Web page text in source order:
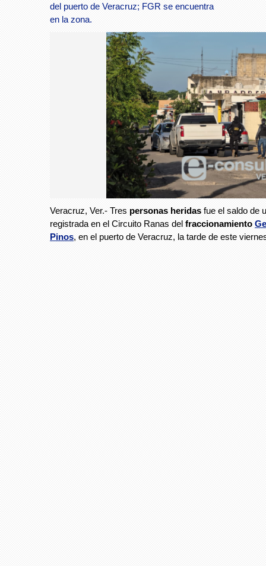
del puerto de Veracruz; FGR se encuentra
en la zona.
Veracruz, Ver.- Tres personas heridas fue el saldo de
registrada en el Circuito Ranas del fraccionamiento
Pinos, en el puerto de Veracruz, la tarde de este